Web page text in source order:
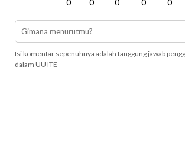
0 0 0 0 0
Isi komentar sepenuhnya adalah tanggung jawab
dalam UU ITE